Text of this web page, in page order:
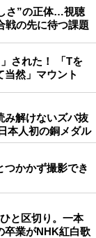
さ”の正体…視聴
戦の先に待つ課題
された！ 「Tを
然」マウント
解けないズバ抜
本人初の銅メダル
つかかず撮影でき
と区切り。一本
卒業がNHK紅白歌